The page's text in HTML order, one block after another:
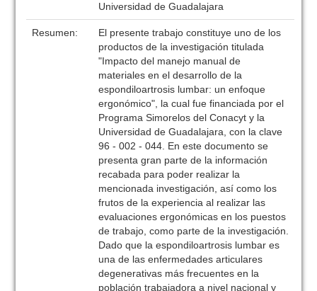
Universidad de Guadalajara
Resumen:
El presente trabajo constituye uno de los
productos de la investigación titulada
"Impacto del manejo manual de
materiales en el desarrollo de la
espondiloartrosis lumbar: un enfoque
ergonómico", la cual fue financiada por el
Programa Simorelos del Conacyt y la
Universidad de Guadalajara, con la clave
96 - 002 - 044. En este documento se
presenta gran parte de la información
recabada para poder realizar la
mencionada investigación, así como los
frutos de la experiencia al realizar las
evaluaciones ergonómicas en los puestos
de trabajo, como parte de la investigación.
Dado que la espondiloartrosis lumbar es
una de las enfermedades articulares
degenerativas más frecuentes en la
población trabajadora a nivel nacional y